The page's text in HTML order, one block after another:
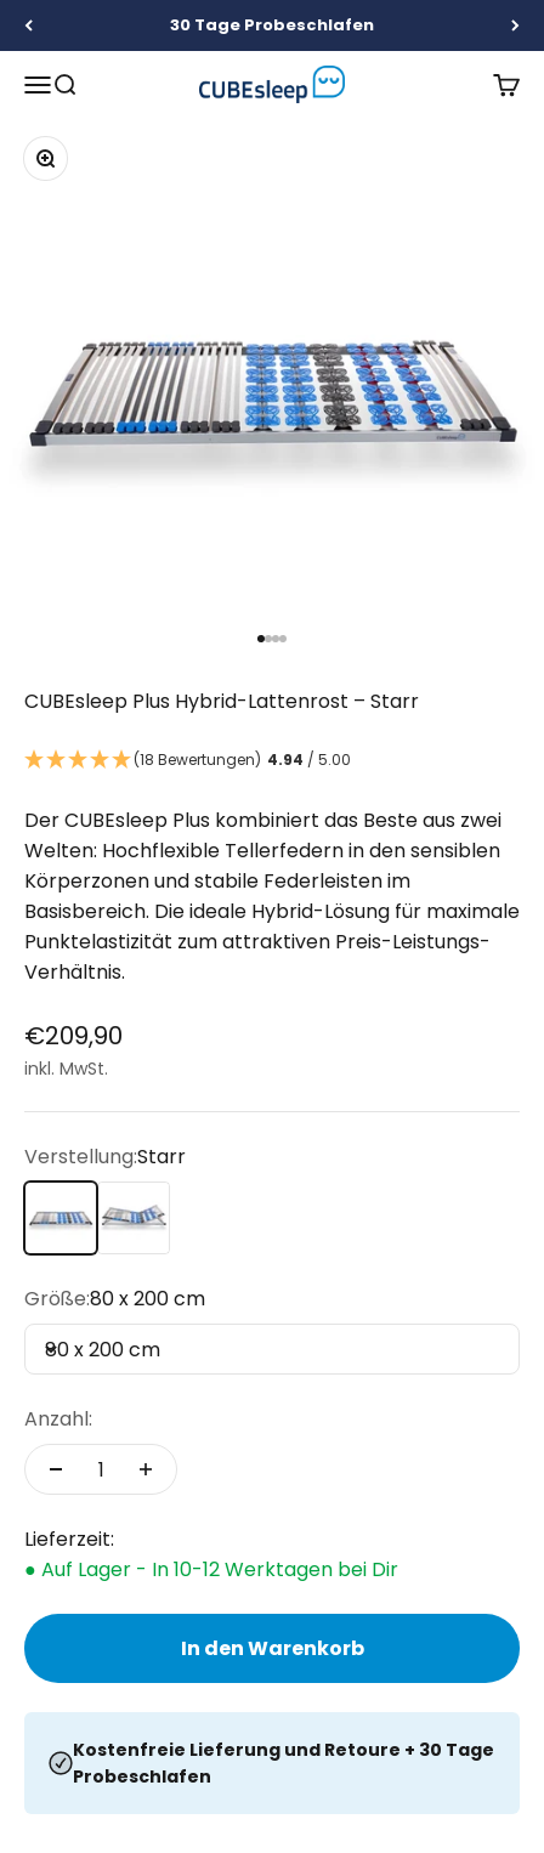
Zum Inhalt springen30 Tage Probeschlafen
MenüSuche CUBEsleep
Bild vergrößern
CUBEsleep Plus Hybrid-Lattenrost – Starr
(18 Bewertungen) 4.94 / 5.00
Der CUBEsleep Plus kombiniert das Beste aus zwei
Welten: Hochflexible Tellerfedern in den sensiblen
Körperzonen und stabile Federleisten im
Basisbereich. Die ideale Hybrid-Lösung für maximale
Punktelastizität zum attraktiven Preis-Leistungs-
Verhältnis.
Angebot
€209,90
inkl. MwSt.
Verstellung:Starr
Größe:80 x 200 cm
80 x 200 cm
Anzahl:
Lieferzeit:
● Auf Lager - In 10-12 Werktagen bei Dir
In den Warenkorb
Kostenfreie Lieferung und Retoure + 30 Tage
Probeschlafen